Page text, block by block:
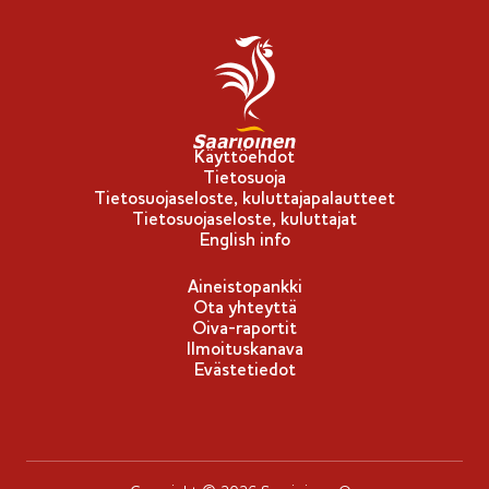
i
p
p
u
-
m
e
r
k
i
Käyttöehdot
Tietosuoja
Tietosuojaseloste, kuluttajapalautteet
Tietosuojaseloste, kuluttajat
English info
Aineistopankki
Ota yhteyttä
Oiva-raportit
Ilmoituskanava
Evästetiedot